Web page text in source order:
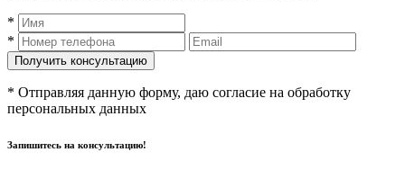
*
*
* Отправляя данную форму, даю согласие на обработку
персональных данных
Запишитесь на консультацию!